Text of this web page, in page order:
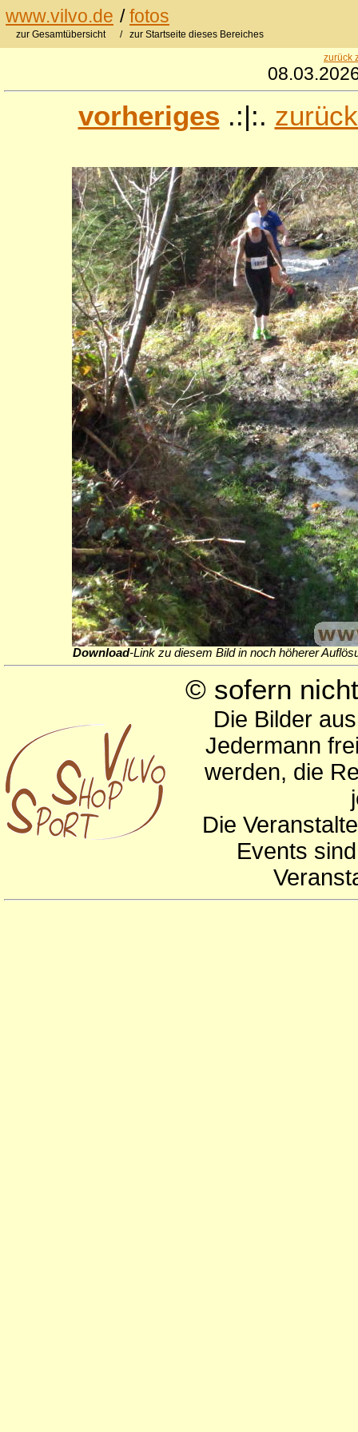
www.vilvo.de /fotos
zur Gesamtübersicht / zur Startseite dieses Bereiches
zurück
vorheriges .:|:.
Download-Link zu diesem Bild in noch höherer
© sofern
Die Bilder
Jedermann
werden, die
Die
Events